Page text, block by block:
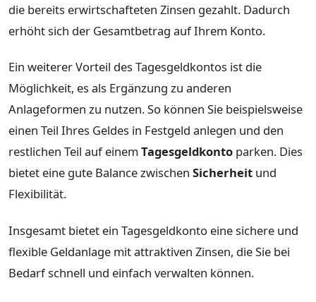
die bereits erwirtschafteten Zinsen gezahlt. Dadurch
erhöht sich der Gesamtbetrag auf Ihrem Konto.
Ein weiterer Vorteil des Tagesgeldkontos ist die
Möglichkeit, es als Ergänzung zu anderen
Anlageformen zu nutzen. So können Sie beispielsweise
einen Teil Ihres Geldes in Festgeld anlegen und den
restlichen Teil auf einemTagesgeldkonto parken. Dies
bietet eine gute Balance zwischen Sicherheit und
Flexibilität.
Insgesamt bietet ein Tagesgeldkonto eine sichere und
flexible Geldanlage mit attraktiven Zinsen, die Sie bei
Bedarf schnell und einfach verwalten können.